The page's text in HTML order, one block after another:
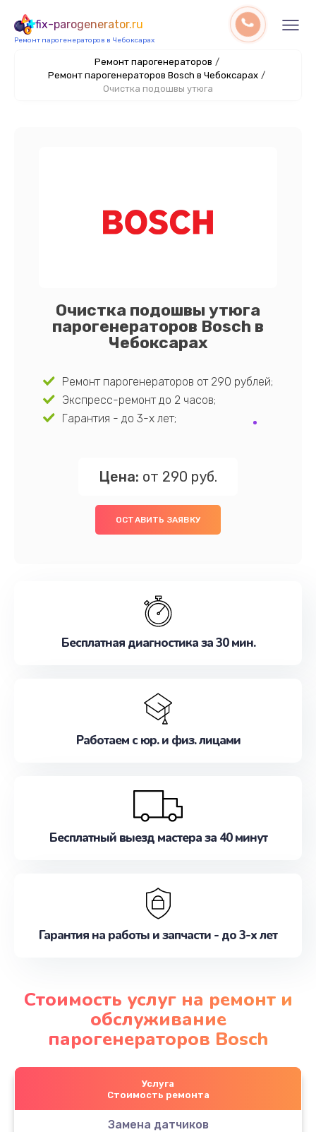
fix-parogenerator.ru
Ремонт парогенераторов в Чебоксарах
Ремонт парогенераторов /
Ремонт парогенераторов Bosch в Чебоксарах /
Очистка подошвы утюга
Очистка подошвы утюга
парогенераторов Bosch в
Чебоксарах
Ремонт парогенераторов от 290 рублей;
Экспресс-ремонт до 2 часов;
Гарантия - до 3-х лет;
Цена: от 290 руб.
ОСТАВИТЬ ЗАЯВКУ
Бесплатная диагностика за 30 мин.
Работаем с юр. и физ. лицами
Бесплатный выезд мастера за 40 минут
Гарантия на работы и запчасти - до 3-х лет
Стоимость услуг на ремонт и
обслуживание
парогенераторов Bosch
Услуга
Стоимость ремонта
Замена датчиков